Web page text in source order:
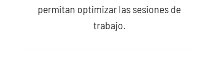
permitan optimizar las sesiones de
trabajo.